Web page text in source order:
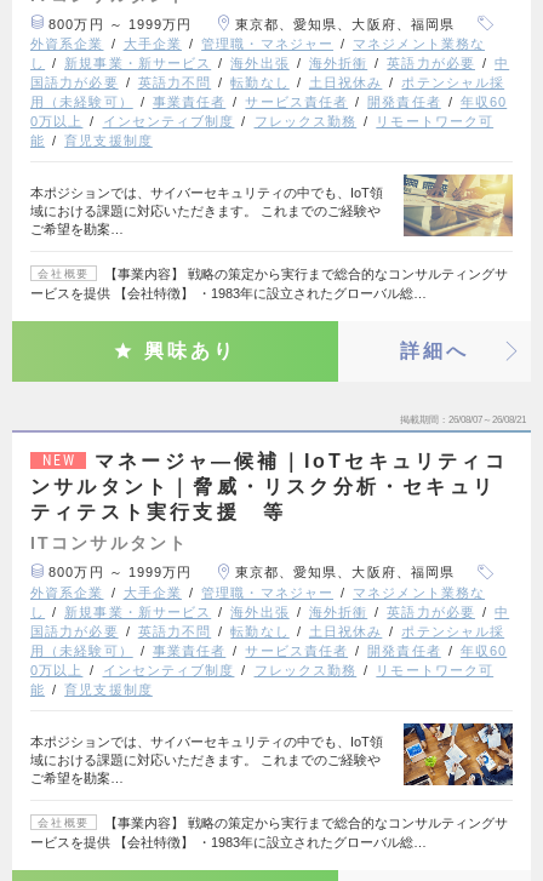
800万円 ～ 1999万円
東京都、愛知県、大阪府、福岡県
外資系企業
大手企業 管理職・マネジャー
マネジメント業務な
し
新規事業・新サービス 海外出張 海外折衝 英語力が必要
中
国語力が必要
英語力不問 転勤なし 土日祝休み
ポテンシャル採
用（未経験可）
事業責任者 サービス責任者 開発責任者
年収60
0万以上
インセンティブ制度 フレックス勤務
リモートワーク可
能
育児支援制度
本ポジションでは、サイバーセキュリティの中でも、IoT領
域における課題に対応いただきます。 これまでのご経験や
ご希望を勘案…
会社概要
【事業内容】 戦略の策定から実行まで総合的なコンサルティングサ
ービスを提供 【会社特徴】 ・1983年に設立されたグローバル総…
興味あり 詳細へ
掲載期間 26/08/07～26/08/21
NEW
マネージャ―候補｜IoTセキュリティコ
ンサルタント｜脅威・リスク分析・セキュリ
ティテスト実行支援 等
ITコンサルタント
800万円 ～ 1999万円
東京都、愛知県、大阪府、福岡県
外資系企業
大手企業 管理職・マネジャー
マネジメント業務な
し
新規事業・新サービス 海外出張 海外折衝 英語力が必要
中
国語力が必要
英語力不問 転勤なし 土日祝休み
ポテンシャル採
用（未経験可）
事業責任者 サービス責任者 開発責任者
年収60
0万以上
インセンティブ制度 フレックス勤務
リモートワーク可
能
育児支援制度
本ポジションでは、サイバーセキュリティの中でも、IoT領
域における課題に対応いただきます。 これまでのご経験や
ご希望を勘案…
会社概要
【事業内容】 戦略の策定から実行まで総合的なコンサルティングサ
ービスを提供 【会社特徴】 ・1983年に設立されたグローバル総…